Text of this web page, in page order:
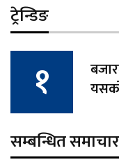
ट्रेन्डिङ
सम्बन्धित समाचार